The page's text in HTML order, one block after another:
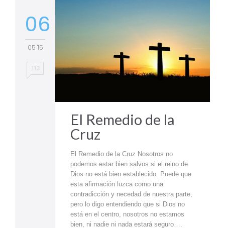
06
05 '15
113
El Remedio de la
Cruz
El Remedio de la Cruz Nosotros no
podemos estar bien salvos si el reino de
Dios no está bien establecido. Puede que
esta afirmación luzca como una
contradicción y necedad de nuestra parte,
pero lo digo entendiendo que si Dios no
está en el centro, nosotros no estamos
bien, ni nadie ni nada estará seguro….